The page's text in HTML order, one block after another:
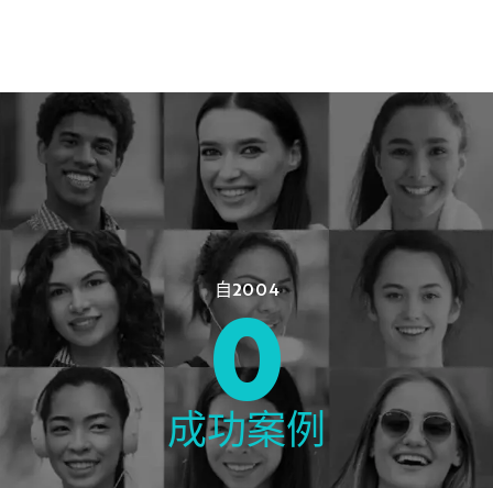
自2004
成功案例
0